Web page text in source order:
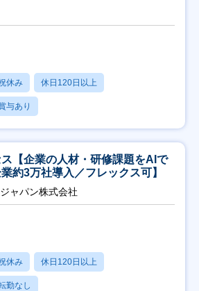
休み 休日120日以上
与あり
【企業の人材・研修課題をAIで
約3万社導入／フレックス可】
ャパン株式会社
休み 休日120日以上
勤なし